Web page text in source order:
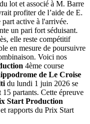
lot et associé à M. Barre
profiter de l’aide de E.
active à l'arrivée.
un pari fort séduisant.
elle reste compétitif
en mesure de poursuivre
Voici nos
4ème course
de Le Croise
du lundi 1 juin 2026 se
partants. Cette épreuve
Start Production
rapports du Prix Start